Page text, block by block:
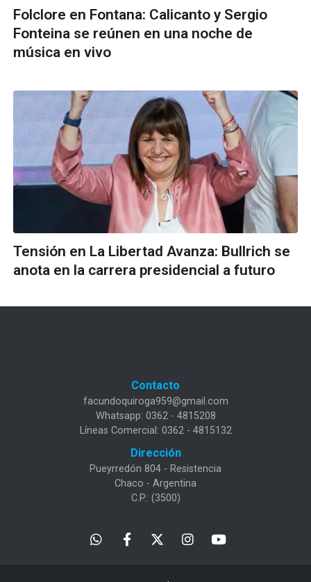
Folclore en Fontana: Calicanto y Sergio
Fonteina se reúnen en una noche de
música en vivo
Tensión en La Libertad Avanza: Bullrich se
anota en la carrera presidencial a futuro
Contacto
facundoquiroga959@gmail.com
Whatsapp: 0362 - 4815208
Líneas Comercial: 0362 - 4815132
Dirección
Pueyrredón 804 - Resistencia
Chaco - Argentina
C.P.: (3500)